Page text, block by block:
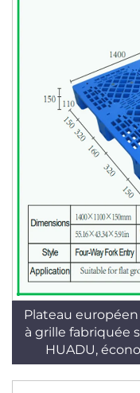
Plateau
à grille fabriquée
HUADU,
durable, usage
pour